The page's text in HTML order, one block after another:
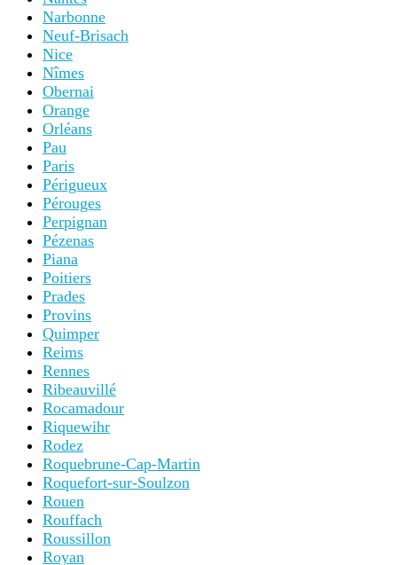
Narbonne
Neuf-Brisach
Nice
Nîmes
Obernai
Orange
Orléans
Pau
Paris
Périgueux
Pérouges
Perpignan
Pézenas
Piana
Poitiers
Prades
Provins
Quimper
Reims
Rennes
Ribeauvillé
Rocamadour
Riquewihr
Rodez
Roquebrune-Cap-Martin
Roquefort-sur-Soulzon
Rouen
Rouffach
Roussillon
Royan